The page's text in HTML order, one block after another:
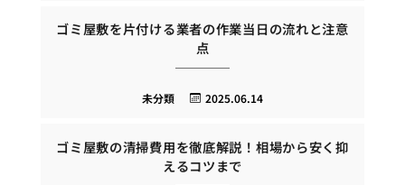
ゴミ屋敷を片付ける業者の作業当日の流れと注意
点
2025.06.14
未分類
ゴミ屋敷の清掃費用を徹底解説！相場から安く抑
えるコツまで